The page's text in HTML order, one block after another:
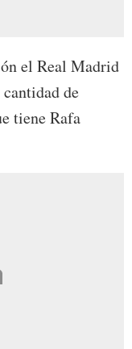
el Real Madrid
de
tiene Rafa